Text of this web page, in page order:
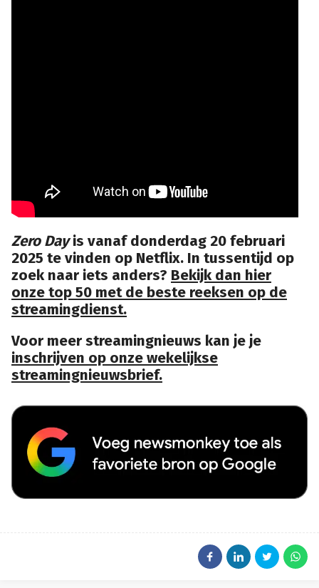
Zero Dayis vanaf donderdag 20 februari
2025 te vinden op Netflix. In tussentijd op
zoek naar iets anders? Bekijk dan hier
onze top 50 met de beste reeksen op de
streamingdienst.
Voor meer streamingnieuws kan je je
inschrijven op onze wekelijkse
streamingnieuwsbrief.